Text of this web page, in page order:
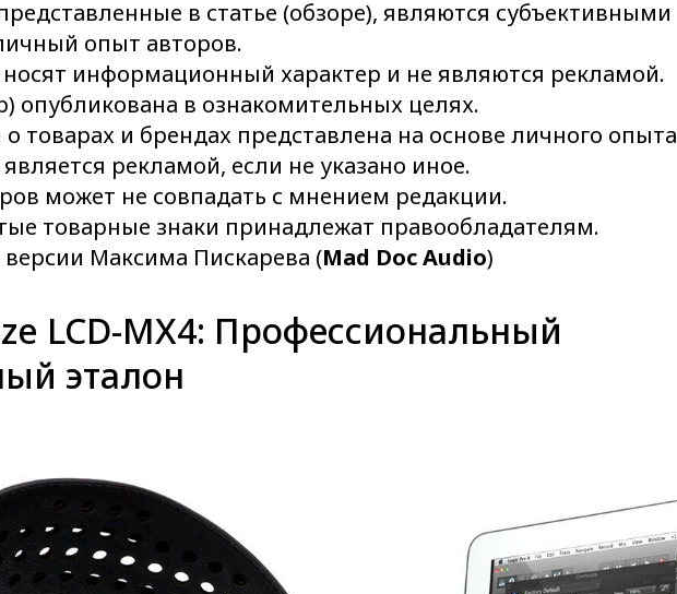
в статье (обзоре), являются субъективными
опыт авторов.
информационный характер и не являются рекламой.
опубликована в ознакомительных целях.
товарах и брендах представлена на основе личного опыта
рекламой, если не указано иное.
может не совпадать с мнением редакции.
товарные знаки принадлежат правообладателям.
версии Максима Пискарева (Mad Doc Audio)
LCD-MX4: Профессиональный
эталон